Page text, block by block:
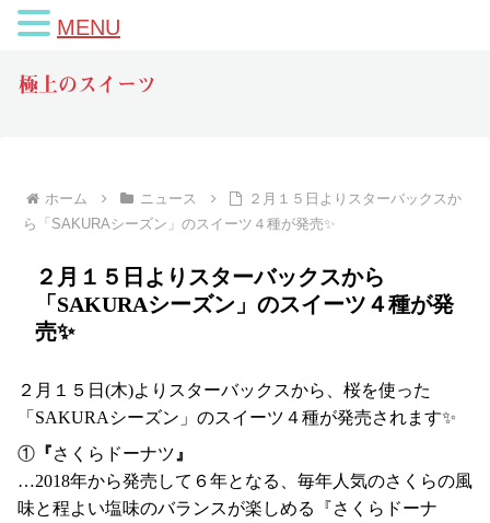
極上のスイーツ
ホーム ニュース
２月１５日よりスターバックスか
ら「SAKURAシーズン」のスイーツ４種が発売✨
２月１５日よりスターバックスから
「SAKURAシーズン」のスイーツ４種が発
売✨
２月１５日(木)よりスターバックスから、桜を使った
「SAKURAシーズン」のスイーツ４種が発売されます✨
① 『さくらドーナツ 』
…2018年から発売して６年となる、毎年人気のさくらの風
味と程よい塩味のバランスが楽しめる『さくらドーナ
MENU